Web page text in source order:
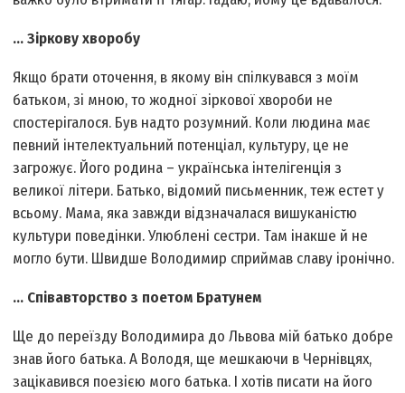
... Зіркову хворобу
Якщо брати оточення, в якому він спілкувався з моїм
батьком, зі мною, то жодної зіркової хвороби не
спостерігалося. Був надто розумний. Коли людина має
певний інтелектуальний потенціал, культуру, це не
загрожує. Його родина – українська інтелігенція з
великої літери. Батько, відомий письменник, теж естет у
всьому. Мама, яка завжди відзначалася вишуканістю
культури поведінки. Улюблені сестри. Там інакше й не
могло бути. Швидше Володимир сприймав славу іронічно.
... Співавторство з поетом Братунем
Ще до переїзду Володимира до Львова мій батько добре
знав його батька. А Володя, ще мешкаючи в Чернівцях,
зацікавився поезією мого батька. І хотів писати на його